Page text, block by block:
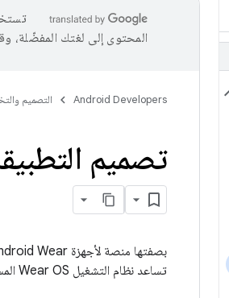
المحتوى إلى لغتك المفضّلة،
Android Developers التصميم
تصميم
تساعد نظام التشغيل Wear OS المستخدمين في البقاء على اتصال بالإنترنت وإكمال المهام بسرعة، مع إبقاء هواتفهم في جيوبهم.